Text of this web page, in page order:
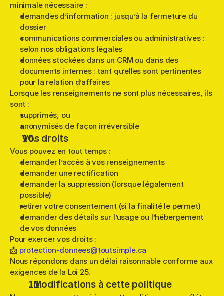
minimale nécessaire :
demandes d’information : jusqu’à la fermeture du
dossier
communications commerciales ou administratives :
selon nos obligations légales
données stockées dans un CRM ou dans des
documents internes : tant qu’elles sont pertinentes
pour la relation d’affaires
Lorsque les renseignements ne sont plus nécessaires, ils
sont :
supprimés, ou
anonymisés de façon irréversible
Vos droits
Vous pouvez en tout temps :
demander l’accès à vos renseignements
demander une rectification
demander la suppression (lorsque légalement
possible)
retirer votre consentement (si la finalité le permet)
demander des détails sur l’usage ou l’hébergement
de vos données
Pour exercer vos droits :
📩 protection-donnees@toutsimple.ca
Nous répondons dans un délai raisonnable conforme aux
exigences de la Loi 25.
. Modifications à cette politique